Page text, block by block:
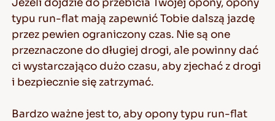
Jeżeli dojdzie do przebicia Twojej opony, opony
typu run-flat mają zapewnić Tobie dalszą jazdę
przez pewien ograniczony czas. Nie są one
przeznaczone do długiej drogi, ale powinny dać
ci wystarczająco dużo czasu, aby zjechać z drogi
i bezpiecznie się zatrzymać.
Bardzo ważne jest to, aby opony typu run-flat